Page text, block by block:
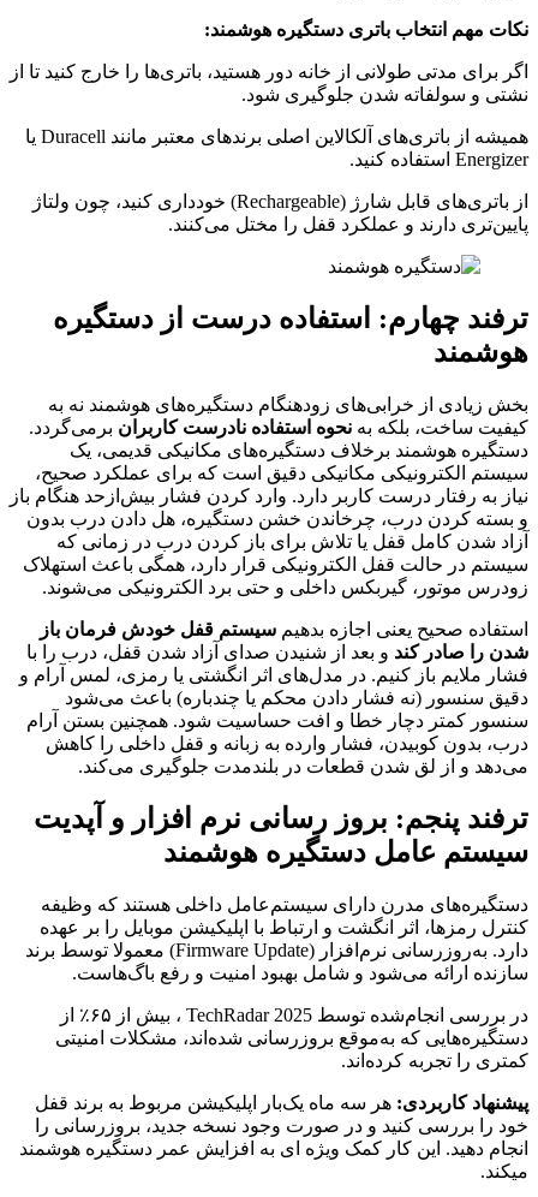
نکات مهم انتخاب باتری دستگیره هوشمند:
اگر برای مدتی طولانی از خانه دور هستید، باتری‌ها را خارج کنید تا از
نشتی و سولفاته شدن جلوگیری شود.
همیشه از باتری‌های آلکالاین اصلی برندهای معتبر مانند Duracell یا
Energizer استفاده کنید.
از باتری‌های قابل شارژ (Rechargeable) خودداری کنید، چون ولتاژ
پایین‌تری دارند و عملکرد قفل را مختل می‌کنند.
ترفند چهارم: استفاده درست از دستگیره
هوشمند
بخش زیادی از خرابی‌های زودهنگام دستگیره‌های هوشمند نه به
کیفیت ساخت، بلکه به نحوه استفاده نادرست کاربران برمی‌گردد.
دستگیره هوشمند برخلاف دستگیره‌های مکانیکی قدیمی، یک
سیستم الکترونیکی مکانیکی دقیق است که برای عملکرد صحیح،
نیاز به رفتار درست کاربر دارد. وارد کردن فشار بیش‌ازحد هنگام باز
و بسته کردن درب، چرخاندن خشن دستگیره، هل دادن درب بدون
آزاد شدن کامل قفل یا تلاش برای باز کردن درب در زمانی که
سیستم در حالت قفل الکترونیکی قرار دارد، همگی باعث استهلاک
زودرس موتور، گیربکس داخلی و حتی برد الکترونیکی می‌شوند.
استفاده صحیح یعنی اجازه بدهیم سیستم قفل خودش فرمان باز
شدن را صادر کند و بعد از شنیدن صدای آزاد شدن قفل، درب را با
فشار ملایم باز کنیم. در مدل‌های اثر انگشتی یا رمزی، لمس آرام و
دقیق سنسور (نه فشار دادن محکم یا چندباره) باعث می‌شود
سنسور کمتر دچار خطا و افت حساسیت شود. همچنین بستن آرام
درب، بدون کوبیدن، فشار وارده به زبانه و قفل داخلی را کاهش
می‌دهد و از لق شدن قطعات در بلندمدت جلوگیری می‌کند.
ترفند پنجم: بروز رسانی نرم افزار و آپدیت
سیستم عامل دستگیره هوشمند
دستگیره‌های مدرن دارای سیستم‌عامل داخلی هستند که وظیفه
کنترل رمزها، اثر انگشت و ارتباط با اپلیکیشن موبایل را بر عهده
دارد. به‌روزرسانی نرم‌افزار (Firmware Update) معمولا توسط برند
سازنده ارائه می‌شود و شامل بهبود امنیت و رفع باگ‌هاست.
در بررسی انجام‌شده توسط TechRadar 2025 ، بیش از ۶۵٪ از
دستگیره‌هایی که به‌موقع بروزرسانی شده‌اند، مشکلات امنیتی
کمتری را تجربه کرده‌اند.
پیشنهاد کاربردی: هر سه ماه یک‌بار اپلیکیشن مربوط به برند قفل
خود را بررسی کنید و در صورت وجود نسخه جدید، بروزرسانی را
انجام دهید. این کار کمک ویژه ای به افزایش عمر دستگیره هوشمند
میکند.